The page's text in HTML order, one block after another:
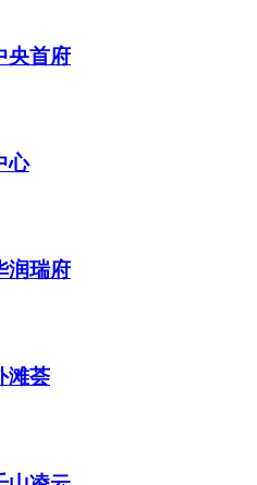
央首府
心
润瑞府
滩荟